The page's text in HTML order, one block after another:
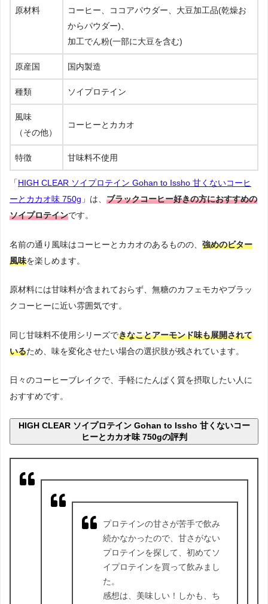
原材料
コーヒー、ココアパウダー、大豆加工品(乾燥お
からパウダー)、
加工でん粉(一部に大豆を含む)
原産国 国内製造
種類 ソイプロテイン
風味
（その他）
コーヒーとカカオ
特徴 甘味料不使用
「HIGH CLEAR ソイプロテイン Gohan to Issho 甘くないコーヒ
ーとカカオ味 750g 」は、 ブラックコーヒー好きの方におすすめの
ソイプロテインです。
名前の通り風味はコーヒーとカカオのあるものの、 強めのビター
風味を楽しめます。
原材料には甘味料が含まれておらず、無糖のカフェモカやブラッ
クコーヒーに近い雰囲気です。
同じ甘味料不使用シリーズできなことアーモンド味も展開されて
いるため、味を変化させたい場合の選択肢が残されています。
日々のコーヒーブレイクで、手軽にたんぱく質を摂取したい人に
おすすめです。
HIGH CLEAR ソイプロテイン Gohan to Issho 甘くないコー
ヒーとカカオ味 750gの評判
プロテインの甘さが苦手で飲み
続かなかったので、甘さがない
プロテインを探して、初めてソ
イプロテインを買って飲みまし
た。
感想は、美味しい！しかも、ち